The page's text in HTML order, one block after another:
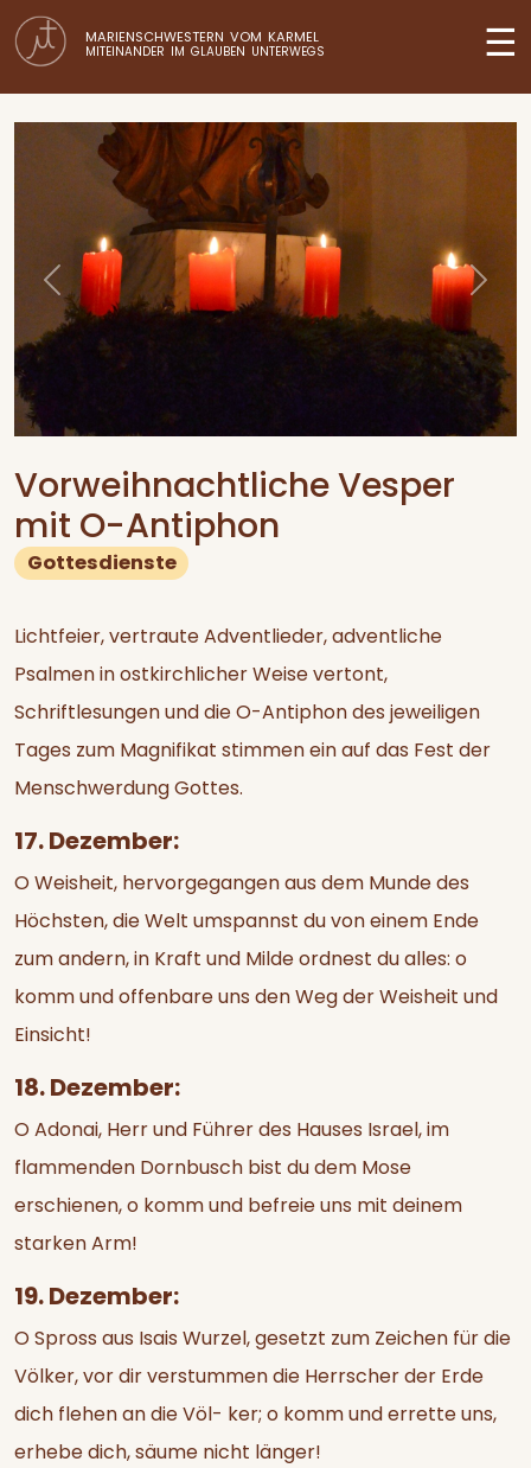
MARIENSCHWESTERN VOM KARMEL
MITEINANDER IM GLAUBEN UNTERWEGS ☰
Previous Next
Vorweihnachtliche Vesper
mit O-Antiphon
Gottesdienste
Lichtfeier, vertraute Adventlieder, adventliche
Psalmen in ostkirchlicher Weise vertont,
Schriftlesungen und die O-Antiphon des jeweiligen
Tages zum Magnifikat stimmen ein auf das Fest der
Menschwerdung Gottes.
17. Dezember:
O Weisheit, hervorgegangen aus dem Munde des
Höchsten, die Welt umspannst du von einem Ende
zum andern, in Kraft und Milde ordnest du alles: o
komm und offenbare uns den Weg der Weisheit und
Einsicht!
18. Dezember:
O Adonai, Herr und Führer des Hauses Israel, im
flammenden Dornbusch bist du dem Mose
erschienen, o komm und befreie uns mit deinem
starken Arm!
19. Dezember:
O Spross aus Isais Wurzel, gesetzt zum Zeichen für die
Völker, vor dir verstummen die Herrscher der Erde
dich flehen an die Völ- ker; o komm und errette uns,
erhebe dich, säume nicht länger!